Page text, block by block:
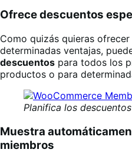
Ofrece descuentos
Como quizás quieras
determinadas ventajas,
descuentos para todos los
productos o para
Planifica los
Muestra
miembros